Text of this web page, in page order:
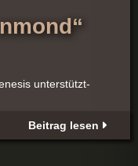
unterstützt-
Beitrag lesen